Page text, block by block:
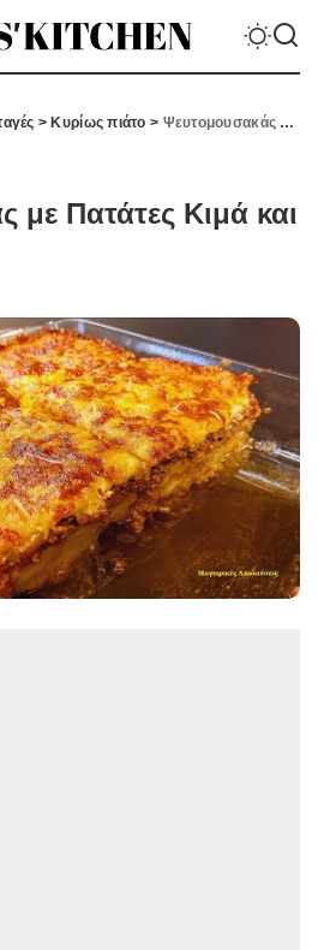
> Κυρίως πιάτο > Ψευτομουσακάς με Πατάτες Κιμά και Τυριά
με Πατάτες Κιμά και